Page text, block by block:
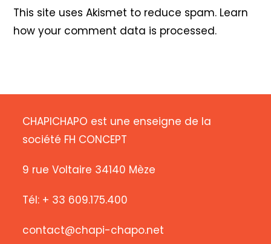
This site uses Akismet to reduce spam. Learn
how your comment data is processed.
CHAPICHAPO est une enseigne de la
société FH CONCEPT
9 rue Voltaire 34140 Mèze
Tél: + 33 609.175.400
contact@chapi-chapo.net